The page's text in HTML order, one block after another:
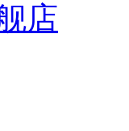
店